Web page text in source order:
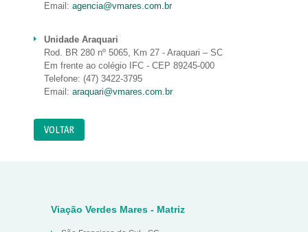
Email: agencia@vmares.com.br
Unidade Araquari
Rod. BR 280 nº 5065, Km 27 - Araquari – SC
Em frente ao colégio IFC - CEP 89245-000
Telefone: (47) 3422-3795
Email: araquari@vmares.com.br
VOLTAR
Viação Verdes Mares - Matriz